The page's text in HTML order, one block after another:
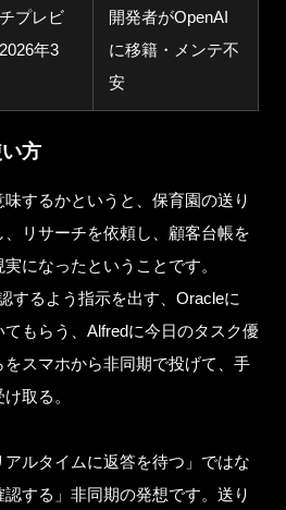
プレビ
年3
開発者がOpenAI
に移籍・メンテ不
安
方
するかというと、保育園の送り
リサーチを依頼し、顧客台帳を
になったということです。
するよう指示を出す、Oracleに
もらう、Alfredに今日のタスク優
スマホから非同期で投げて、手
取る。
ルタイムに返答を待つ」ではな
する」非同期の発想です。送り